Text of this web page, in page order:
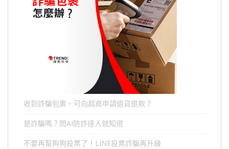
收到詐騙包裹，可向超商申請退貨退款？
是詐騙嗎？問AI防詐達人就知道
不要再幫狗狗投票了！LINE投票詐騙再升級